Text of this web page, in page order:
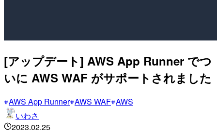
[アップデート] AWS App Runner でつ
いに AWS WAF がサポートされました
AWS App Runner AWS WAF AWS
いわさ
2023.02.25